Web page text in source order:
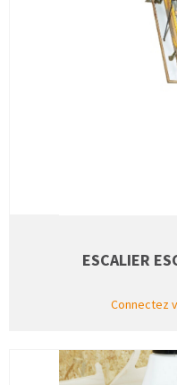
ESCALIER
Connectez